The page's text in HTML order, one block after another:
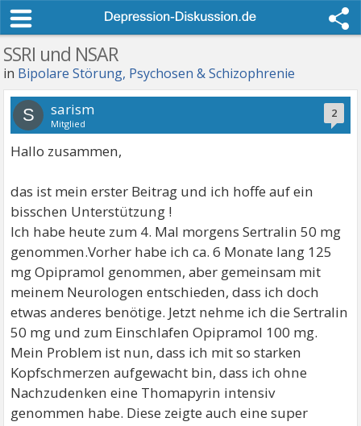
SSRI und NSAR
in Bipolare Störung, Psychosen & Schizophrenie
2
S sarism
Mitglied
Hallo zusammen,
das ist mein erster Beitrag und ich hoffe auf ein
bisschen Unterstützung !
Ich habe heute zum 4. Mal morgens Sertralin 50 mg
genommen.Vorher habe ich ca. 6 Monate lang 125
mg Opipramol genommen, aber gemeinsam mit
meinem Neurologen entschieden, dass ich doch
etwas anderes benötige. Jetzt nehme ich die Sertralin
50 mg und zum Einschlafen Opipramol 100 mg.
Mein Problem ist nun, dass ich mit so starken
Kopfschmerzen aufgewacht bin, dass ich ohne
Nachzudenken eine Thomapyrin intensiv
genommen habe. Diese zeigte auch eine super